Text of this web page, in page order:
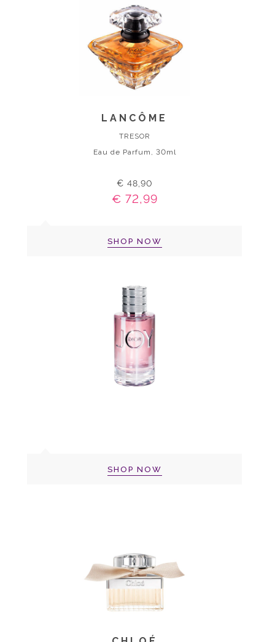
LANCÔME
TRESOR
Eau de Parfum, 30ml
€ 48,90
€ 72,99
SHOP NOW
SHOP NOW